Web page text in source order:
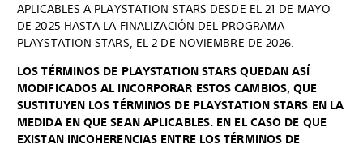
APLICABLES A PLAYSTATION STARS DESDE EL 21 DE MAYO
DE 2025 HASTA LA FINALIZACIÓN DEL PROGRAMA
PLAYSTATION STARS, EL 2 DE NOVIEMBRE DE 2026.
LOS TÉRMINOS DE PLAYSTATION STARS QUEDAN ASÍ
MODIFICADOS AL INCORPORAR ESTOS CAMBIOS, QUE
SUSTITUYEN LOS TÉRMINOS DE PLAYSTATION STARS EN LA
MEDIDA EN QUE SEAN APLICABLES. EN EL CASO DE QUE
EXISTAN INCOHERENCIAS ENTRE LOS TÉRMINOS DE